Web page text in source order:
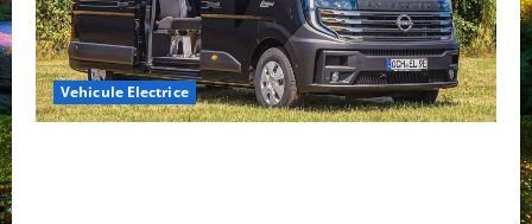
Vehicule Electrice